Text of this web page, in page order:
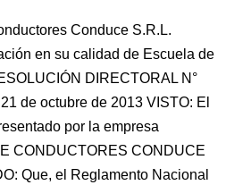
Conduce S.R.L.
en su calidad de Escuela de
DIRECTORAL N°
de octubre de 2013 VISTO: El
por la empresa
CONDUCTORES CONDUCE
Que, el Reglamento Nacional